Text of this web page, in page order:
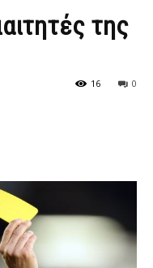
της
0
16